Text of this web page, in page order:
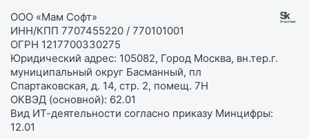
ООО «Мам Софт»
ИНН/КПП 7707455220 / 770101001
ОГРН 1217700330275
Юридический адрес: 105082, Город Москва, вн.тер.г.
муниципальный округ Басманный, пл
Спартаковская, д. 14, стр. 2, помещ. 7Н
ОКВЭД (основной): 62.01
Вид ИТ-деятельности согласно приказу Минцифры:
12.01